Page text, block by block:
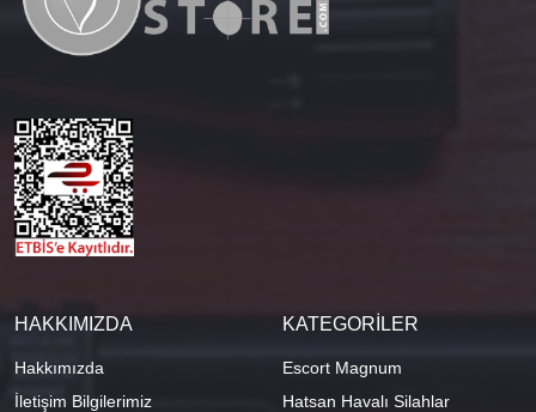
HAKKIMIZDA
Hakkımızda
İletişim Bilgilerimiz
KATEGORİLER
Escort Magnum
Hatsan Havalı Silahlar